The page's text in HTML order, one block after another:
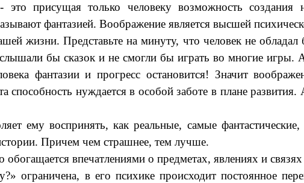
присущая только человеку возможность создания
фантазией. Воображение является высшей
жизни. Представьте на минуту, что человек не
бы сказок и не смогли бы играть во многие
фантазии и прогресс остановится! Значит
способность нуждается в особой заботе в плане
ему воспринять, как реальные, самые
Причем чем страшнее, тем лучше.
обогащается впечатлениями о предметах, явлениях и
ограничена, в его психике происходит постоянное